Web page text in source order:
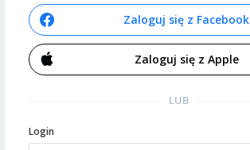
Zaloguj się z Facebook
Zaloguj się z Apple
LUB
Login